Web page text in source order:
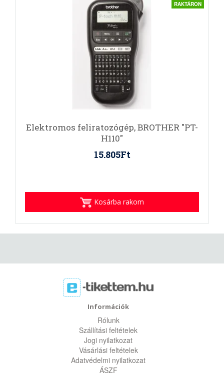
RAKTÁRON
Elektromos feliratozógép, BROTHER "PT-
H110"
15.805Ft
Kosárba rakom
Információk
Rólunk
Szállítási feltételek
Jogi nyilatkozat
Vásárlási feltételek
Adatvédelmi nyilatkozat
ÁSZF